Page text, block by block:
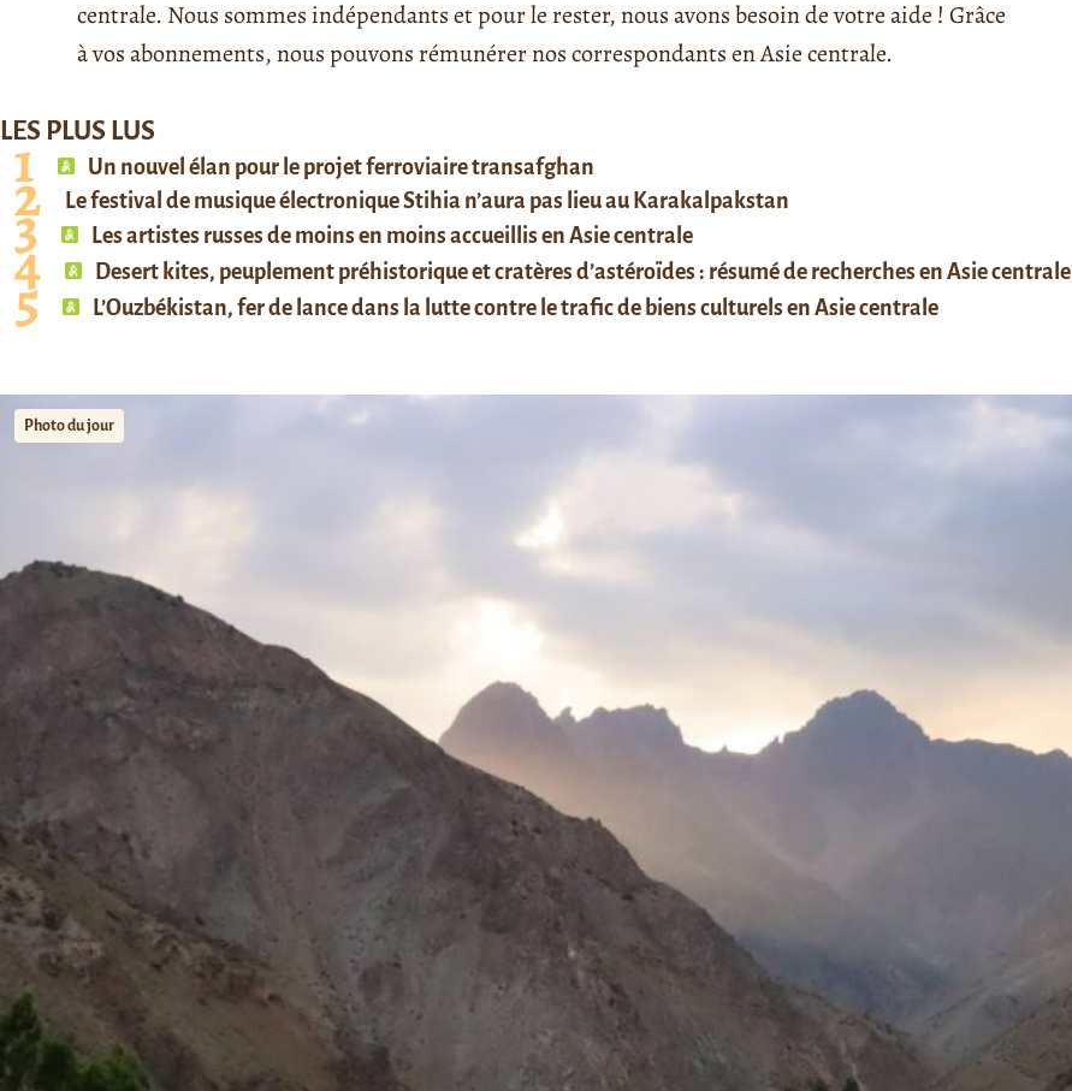
centrale. Nous sommes indépendants et pour le rester, nous avons besoin de votre aide ! Grâce
à vos abonnements, nous pouvons rémunérer nos correspondants en Asie centrale.
LES PLUS LUS
Un nouvel élan pour le projet ferroviaire transafghan
Le festival de musique électronique Stihia n’aura pas lieu au Karakalpakstan
Les artistes russes de moins en moins accueillis en Asie centrale
Desert kites, peuplement préhistorique et cratères d’astéroïdes : résumé de recherches en Asie centrale
L’Ouzbékistan, fer de lance dans la lutte contre le trafic de biens culturels en Asie centrale
Photo du jour